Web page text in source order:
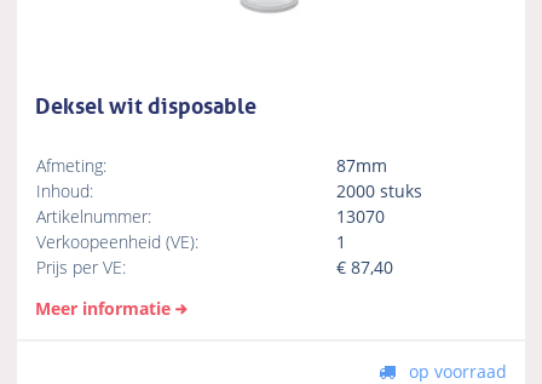
Deksel wit disposable
Afmeting:
87mm
Inhoud:
2000 stuks
Artikelnummer:
13070
Verkoopeenheid (VE):
1
Prijs per VE:
€87,40
Meer informatie
op voorraad